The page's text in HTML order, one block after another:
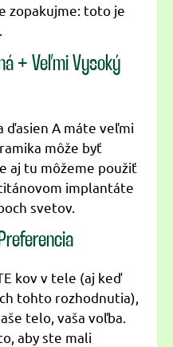
zopakujme: toto je
+ Veľmi Vysoký
ďasien A máte veľmi
môže byť
aj tu môžeme použiť
implantáte
svetov.
kov v tele (aj keď
tohto rozhodnutia),
telo, vaša voľba.
aby ste mali